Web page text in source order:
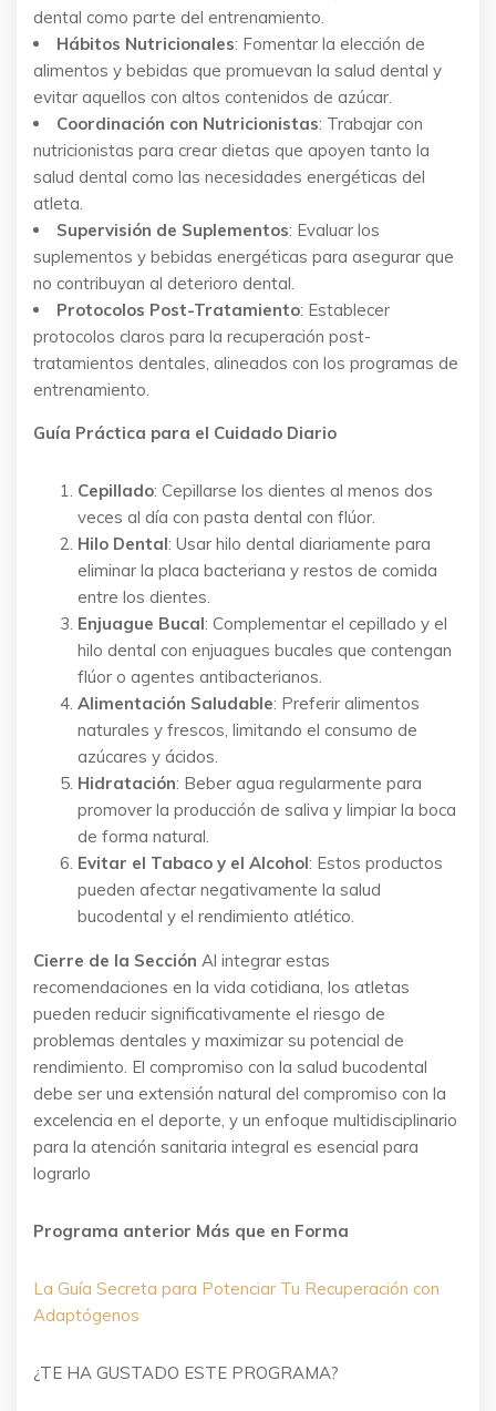
dental como parte del entrenamiento.
Hábitos Nutricionales: Fomentar la elección de
alimentos y bebidas que promuevan la salud dental y
evitar aquellos con altos contenidos de azúcar.
Coordinación con Nutricionistas: Trabajar con
nutricionistas para crear dietas que apoyen tanto la
salud dental como las necesidades energéticas del
atleta.
Supervisión de Suplementos: Evaluar los
suplementos y bebidas energéticas para asegurar que
no contribuyan al deterioro dental.
Protocolos Post-Tratamiento: Establecer
protocolos claros para la recuperación post-
tratamientos dentales, alineados con los programas de
entrenamiento.
Guía Práctica para el Cuidado Diario
Cepillado: Cepillarse los dientes al menos dos
veces al día con pasta dental con flúor.
Hilo Dental: Usar hilo dental diariamente para
eliminar la placa bacteriana y restos de comida
entre los dientes.
Enjuague Bucal: Complementar el cepillado y el
hilo dental con enjuagues bucales que contengan
flúor o agentes antibacterianos.
Alimentación Saludable: Preferir alimentos
naturales y frescos, limitando el consumo de
azúcares y ácidos.
Hidratación: Beber agua regularmente para
promover la producción de saliva y limpiar la boca
de forma natural.
Evitar el Tabaco y el Alcohol: Estos productos
pueden afectar negativamente la salud
bucodental y el rendimiento atlético.
Cierre de la Sección Al integrar estas
recomendaciones en la vida cotidiana, los atletas
pueden reducir significativamente el riesgo de
problemas dentales y maximizar su potencial de
rendimiento. El compromiso con la salud bucodental
debe ser una extensión natural del compromiso con la
excelencia en el deporte, y un enfoque multidisciplinario
para la atención sanitaria integral es esencial para
lograrlo
Programa anterior Más que en Forma
La Guía Secreta para Potenciar Tu Recuperación con
Adaptógenos
¿TE HA GUSTADO ESTE PROGRAMA?